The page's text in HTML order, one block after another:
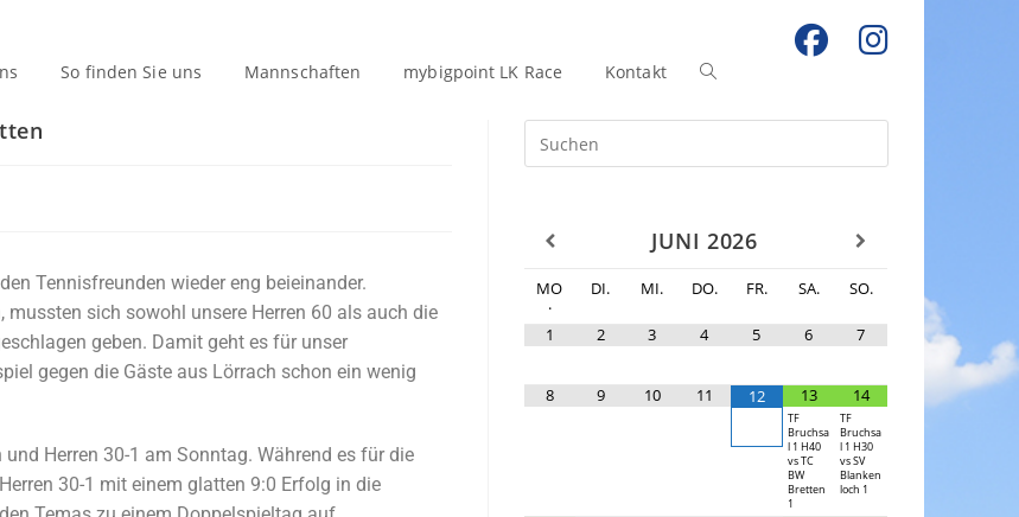
So finden Sie uns Mannschaften mybigpoint LK Race Kontakt
Tennisfreunden wieder eng beieinander.
sich sowohl unsere Herren 60 als auch die
geben. Damit geht es für unser
gegen die Gäste aus Lörrach schon ein wenig
Herren 30-1 am Sonntag. Während es für die
30-1 mit einem glatten 9:0 Erfolg in die
JUNI 2026
MO
.
DI. MI. DO. FR. SA. SO.
1 2 3 4 5 6 7
8 9 10 11 12 13
TF
Bruchsa
l 1 H40
vs TC
BW
Bretten
1
14
TF
Bruchsa
l 1 H30
vs SV
Blanken
loch 1